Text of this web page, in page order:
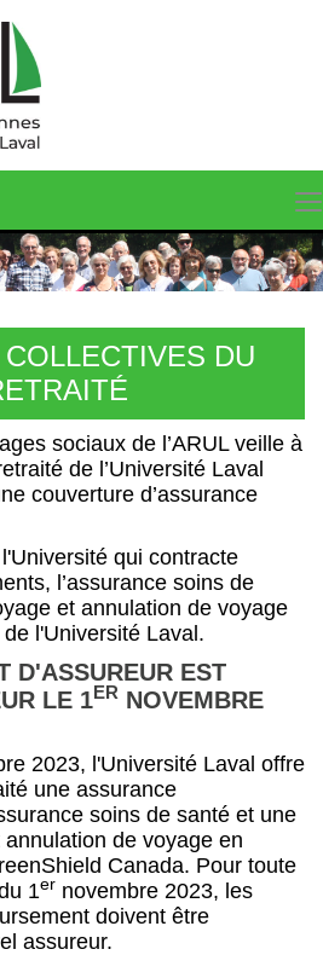
DU
sociaux de l’ARUL veille à
de l’Université Laval
couverture d’assurance
qui contracte
l’assurance soins de
et annulation de voyage
l'Université Laval.
D'ASSUREUR EST
LE 1ER NOVEMBRE
2023, l'Université Laval offre
une assurance
soins de santé et une
de voyage en
Canada. Pour toute
1er novembre 2023, les
doivent être
assureur.